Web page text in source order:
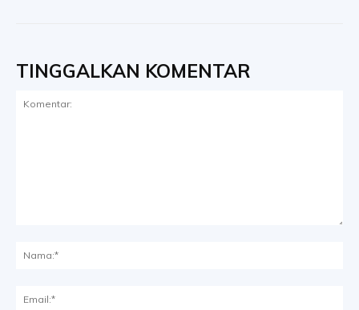
TINGGALKAN KOMENTAR